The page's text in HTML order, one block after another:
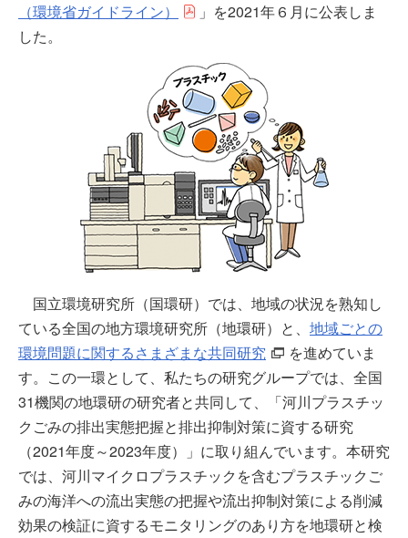
（環境省ガイドライン）
」を2021年６月に公表しま
した。
国立環境研究所（国環研）では、地域の状況を熟知し
ている全国の地方環境研究所（地環研）と、 地域ごとの
環境問題に関するさまざまな共同研究
を進めていま
す。この一環として、私たちの研究グループでは、全国
31機関の地環研の研究者と共同して、「河川プラスチッ
クごみの排出実態把握と排出抑制対策に資する研究
（2021年度～2023年度）」に取り組んでいます。本研究
では、河川マイクロプラスチックを含むプラスチックご
みの海洋への流出実態の把握や流出抑制対策による削減
効果の検証に資するモニタリングのあり方を地環研と検